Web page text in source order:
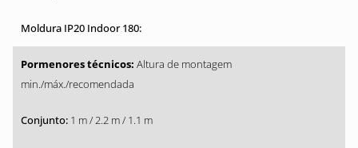
Altura de montagem
min./máx./recomendada
1 m / 2.2 m / 1.1 m